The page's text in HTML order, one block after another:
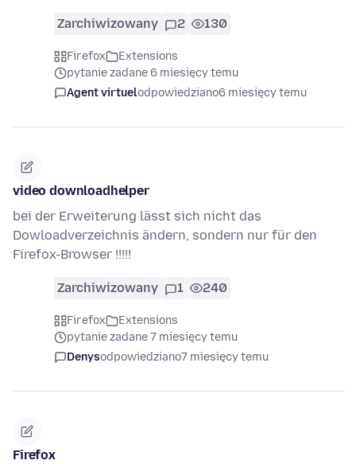
Zarchiwizowany 2 130
Firefox
Extensions
pytanie zadane 6 miesięcy temu
Agent virtuelodpowiedziano6 miesięcy temu
video downloadhelper
bei der Erweiterung lässt sich nicht das
Dowloadverzeichnis ändern, sondern nur für den
Firefox-Browser !!!!!
Zarchiwizowany 1 240
Firefox
Extensions
pytanie zadane 7 miesięcy temu
Denysodpowiedziano7 miesięcy temu
Firefox